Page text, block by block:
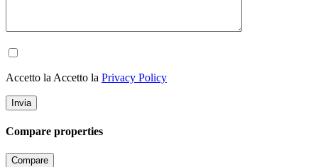
Accetto la Accetto la Privacy Policy
Compare properties
Compare